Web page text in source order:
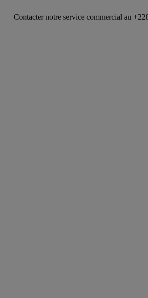
notre service commercial au +228 92 69 88 33